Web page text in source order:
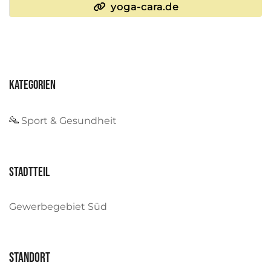
yoga-cara.de
Kategorien
Sport & Gesundheit
Stadtteil
Gewerbegebiet Süd
Standort